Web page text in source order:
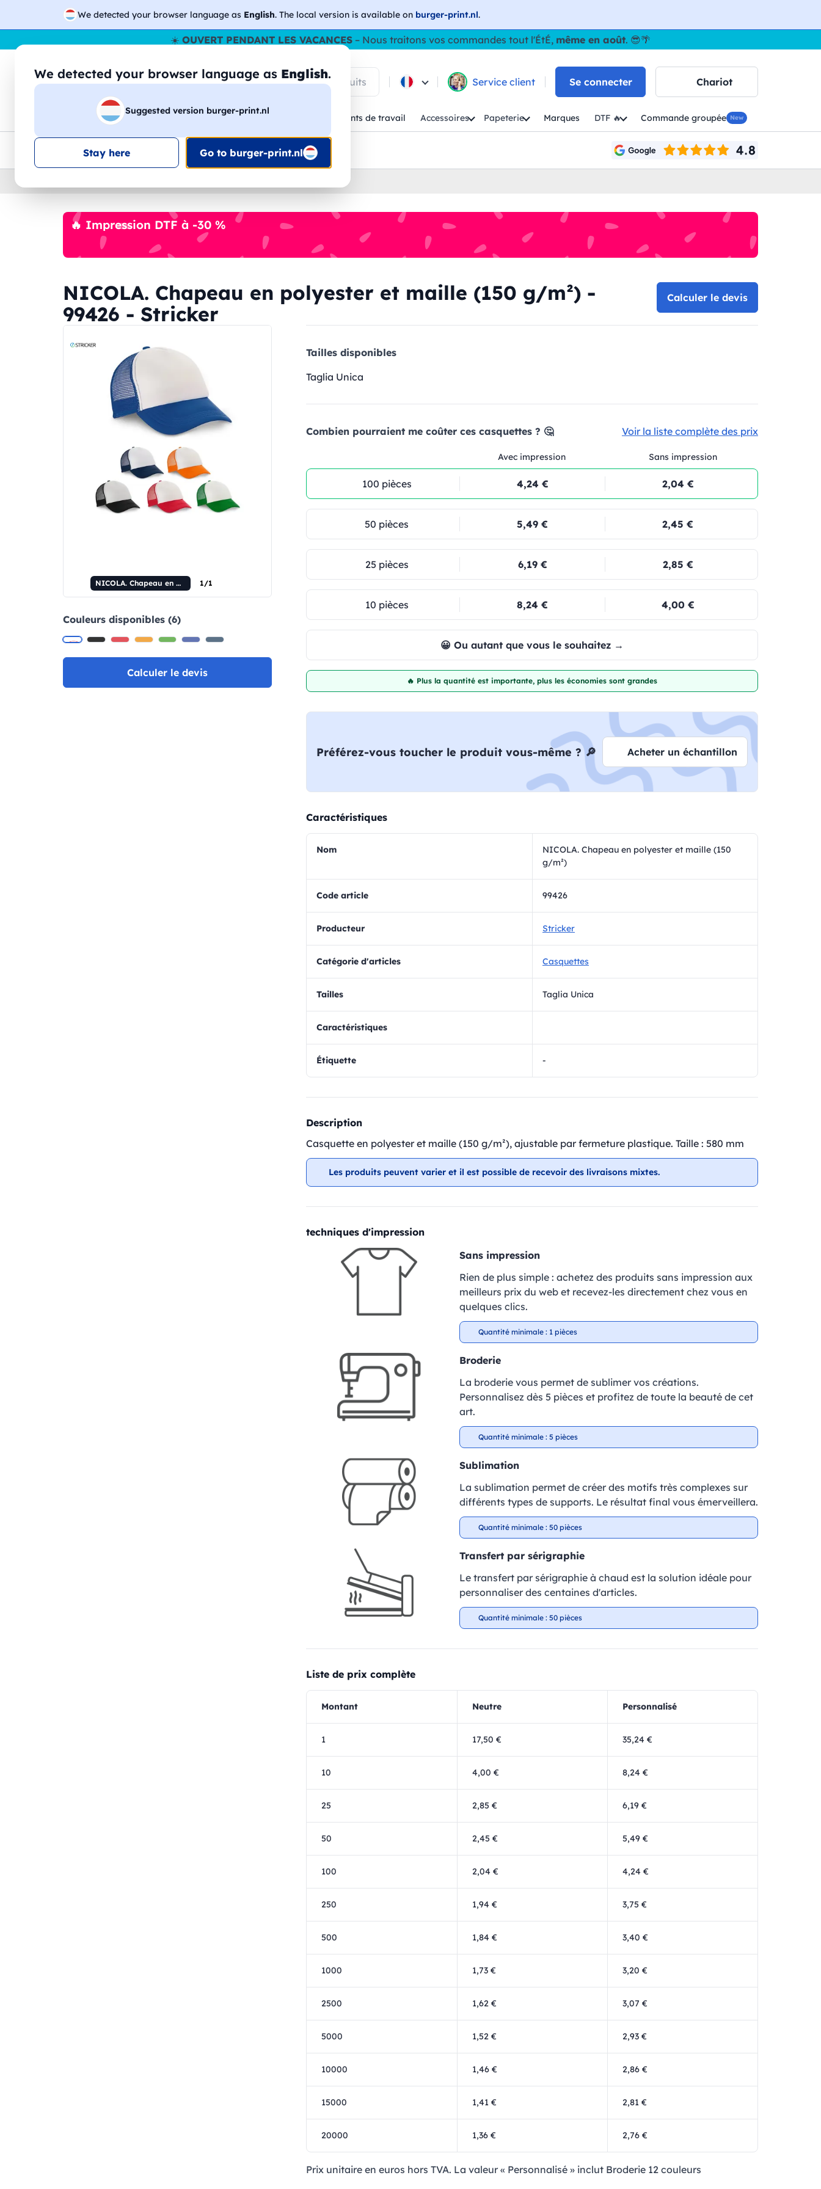
We detected your browser language as English. The local version is available on burger-print.nl.
We detected your browser language as English.
Suggested version burger-print.nl
Stay here Go to burger-print.nl
☀️ OUVERT PENDANT LES VACANCES – Nous traitons vos commandes tout l'ÉtÉ, même en août. 😎🌴
🔎 Recherchez parmi les produits Service client Se connecter Chariot
Sweat-shirts Homme Femme Vêtements de travail Accessoires Papeterie Marques DTF 🔥 Commande groupée New
Livraison UERemise quantité Service clientCroquis prépresse
🔥 Impression DTF à -30 %
NICOLA. Chapeau en polyester et maille (150 g/m²) -
99426 - Stricker
Calculer le devis
NICOLA. Chapeau en polyester et maille (150 g/m²) 1/1
Couleurs disponibles (6)
Calculer le devis
Tailles disponibles
Taglia Unica
Combien pourraient me coûter ces casquettes ? 🤔 Voir la liste complète des prix
Avec impression Sans impression
100 pièces 4,24 € 2,04 €
50 pièces 5,49 € 2,45 €
25 pièces 6,19 € 2,85 €
10 pièces 8,24 € 4,00 €
😀 Ou autant que vous le souhaitez →
🔥 Plus la quantité est importante, plus les économies sont grandes
Préférez-vous toucher le produit vous-même ? 🔎 Acheter un échantillon
Caractéristiques
Nom
NICOLA. Chapeau en polyester et maille (150
g/m²)
Code article 99426
Producteur Stricker
Catégorie d'articles Casquettes
Tailles Taglia Unica
Caractéristiques
Étiquette -
Description
Casquette en polyester et maille (150 g/m²), ajustable par fermeture plastique. Taille : 580 mm
Les produits peuvent varier et il est possible de recevoir des livraisons mixtes.
techniques d'impression
Sans impression
Rien de plus simple : achetez des produits sans impression aux
meilleurs prix du web et recevez-les directement chez vous en
quelques clics.
Quantité minimale : 1 pièces
Broderie
La broderie vous permet de sublimer vos créations.
Personnalisez dès 5 pièces et profitez de toute la beauté de cet
art.
Quantité minimale : 5 pièces
Sublimation
La sublimation permet de créer des motifs très complexes sur
différents types de supports. Le résultat final vous émerveillera.
Quantité minimale : 50 pièces
Transfert par sérigraphie
Le transfert par sérigraphie à chaud est la solution idéale pour
personnaliser des centaines d'articles.
Quantité minimale : 50 pièces
Liste de prix complète
Montant Neutre Personnalisé
1 17,50 € 35,24 €
10 4,00 € 8,24 €
25 2,85 € 6,19 €
50 2,45 € 5,49 €
100 2,04 € 4,24 €
250 1,94 € 3,75 €
500 1,84 € 3,40 €
1000 1,73 € 3,20 €
2500 1,62 € 3,07 €
5000 1,52 € 2,93 €
10000 1,46 € 2,86 €
15000 1,41 € 2,81 €
20000 1,36 € 2,76 €
Prix ​​unitaire en euros hors TVA. La valeur « Personnalisé » inclut Broderie 12 couleurs